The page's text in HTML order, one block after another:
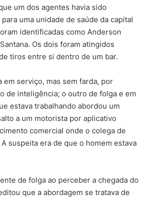
um dos agentes havia sido
uma unidade de saúde da capital
identificadas como Anderson
Os dois foram atingidos
tiros entre si dentro de um bar.
em serviço, mas sem farda, por
de inteligência; o outro de folga e em
estava trabalhando abordou um
a um motorista por aplicativo
comercial onde o colega de
suspeita era de que o homem estava
de folga ao perceber a chegada do
que a abordagem se tratava de